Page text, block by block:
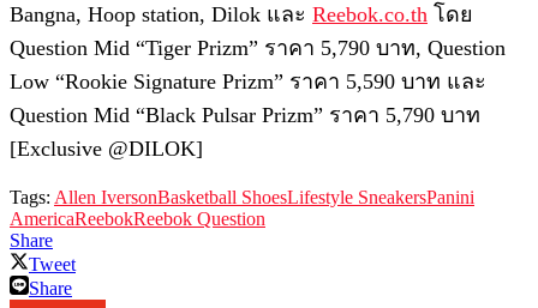
Bangna, Hoop station, Dilok และ Reebok.co.th โดย
Question Mid “Tiger Prizm” ราคา 5,790 บาท, Question
Low “Rookie Signature Prizm” ราคา 5,590 บาท และ
Question Mid “Black Pulsar Prizm” ราคา 5,790 บาท
[Exclusive @DILOK]
Tags: Allen IversonBasketball ShoesLifestyle SneakersPanini
AmericaReebokReebok Question
Share
Tweet
Share